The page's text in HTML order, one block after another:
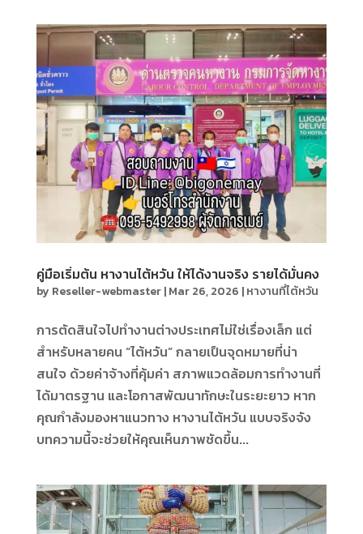
คู่มือเริ่มต้น หางานไต้หวัน ให้ได้งานจริง รายได้มั่นคง
by Reseller-webmaster|Mar 26, 2026 |หางานที่ไต้หวัน
การตัดสินใจไปทำงานต่างประเทศไม่ใช่เรื่องเล็ก แต่
สำหรับหลายคน “ไต้หวัน” กลายเป็นจุดหมายที่น่า
สนใจ ด้วยค่าจ้างที่คุ้มค่า สภาพแวดล้อมการทำงานที่
ได้มาตรฐาน และโอกาสพัฒนาทักษะในระยะยาว หาก
คุณกำลังมองหาแนวทาง หางานไต้หวัน แบบจริงจัง
บทความนี้จะช่วยให้คุณเห็นภาพชัดขึ้น...